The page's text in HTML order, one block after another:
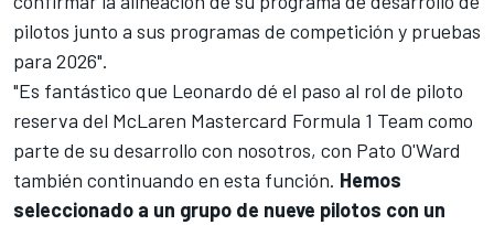
pilotos junto a sus programas de competición y pruebas
para 2026".
"Es fantástico que Leonardo dé el paso al rol de piloto
reserva del McLaren Mastercard Formula 1 Team como
parte de su desarrollo con nosotros, con Pato O'Ward
también continuando en esta función. Hemos
seleccionado a un grupo de nueve pilotos con un